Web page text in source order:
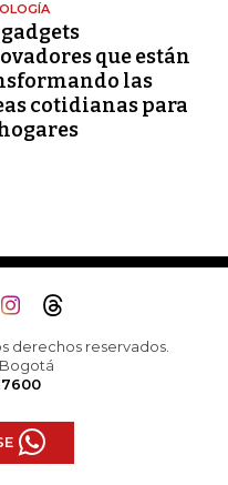
que están
las
cotidianas para
derechos reservados.
Bogotá